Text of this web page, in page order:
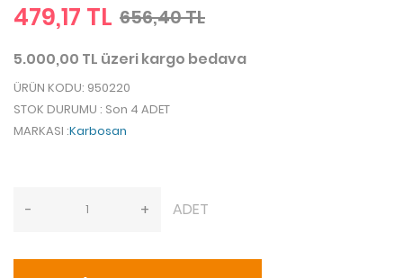
479,17 TL 656,40 TL
5.000,00 TL üzeri kargo bedava
ÜRÜN KODU: 950220
STOK DURUMU : Son 4 ADET
MARKASI :Karbosan
- + ADET